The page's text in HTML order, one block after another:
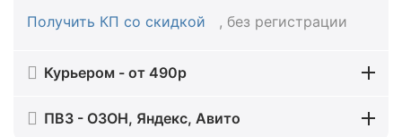
Получить КП со скидкой
, без регистрации
Курьером - от 490р
ПВЗ - ОЗОН, Яндекс, Авито